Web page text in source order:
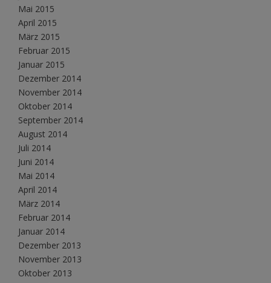
Mai 2015
April 2015
März 2015
Februar 2015
Januar 2015
Dezember 2014
November 2014
Oktober 2014
September 2014
August 2014
Juli 2014
Juni 2014
Mai 2014
April 2014
März 2014
Februar 2014
Januar 2014
Dezember 2013
November 2013
Oktober 2013